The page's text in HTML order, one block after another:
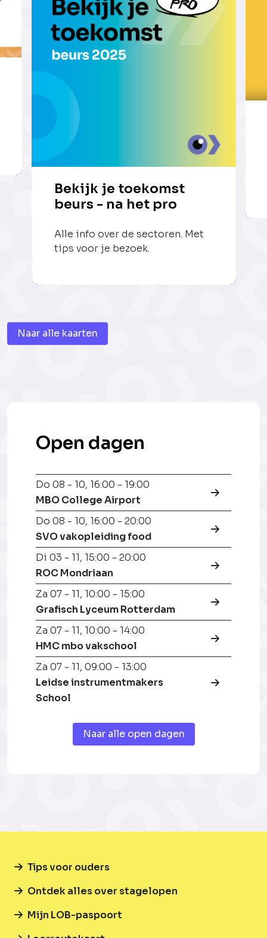
Bekijk je toekomst
beurs - na het pro
Alle info over de sectoren. Met
tips voor je bezoek.
Naar alle kaarten
Open dagen
Do 08 - 10, 16:00 - 19:00
MBO College Airport
Do 08 - 10, 16:00 - 20:00
SVO vakopleiding food
Di 03 - 11, 15:00 - 20:00
ROC Mondriaan
Za 07 - 11, 10:00 - 15:00
Grafisch Lyceum Rotterdam
Za 07 - 11, 10:00 - 14:00
HMC mbo vakschool
Za 07 - 11, 09:00 - 13:00
Leidse instrumentmakers
School
Naar alle open dagen
Tips voor ouders
Ontdek alles over stagelopen
Mijn LOB-paspoort